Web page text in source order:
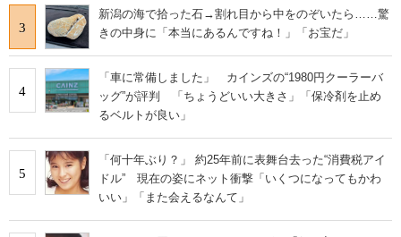
3
新潟の海で拾った石→割れ目から中をのぞいたら……驚
きの中身に「本当にあるんですね！」「お宝だ」
4
「車に常備しました」 カインズの“1980円クーラーバ
ッグ”が評判 「ちょうどいい大きさ」「保冷剤を止め
るベルトが良い」
5
「何十年ぶり？」 約25年前に表舞台去った“消費税アイ
ドル” 現在の姿にネット衝撃「いくつになってもかわ
いい」「また会えるなんて」